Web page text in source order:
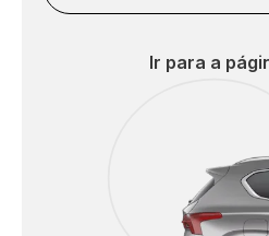
Ir para a